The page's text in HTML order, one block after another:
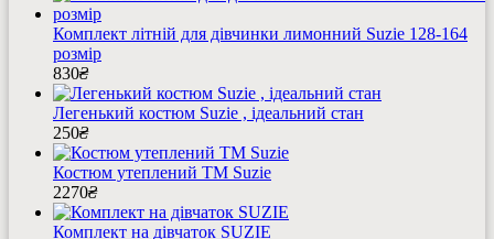
Комплект літній для дівчинки лимонний Suzie 128-164
розмір
830₴
Легенький костюм Suzie , ідеальний стан
250₴
Костюм утеплений ТМ Suzie
2270₴
Комплект на дівчаток SUZIE